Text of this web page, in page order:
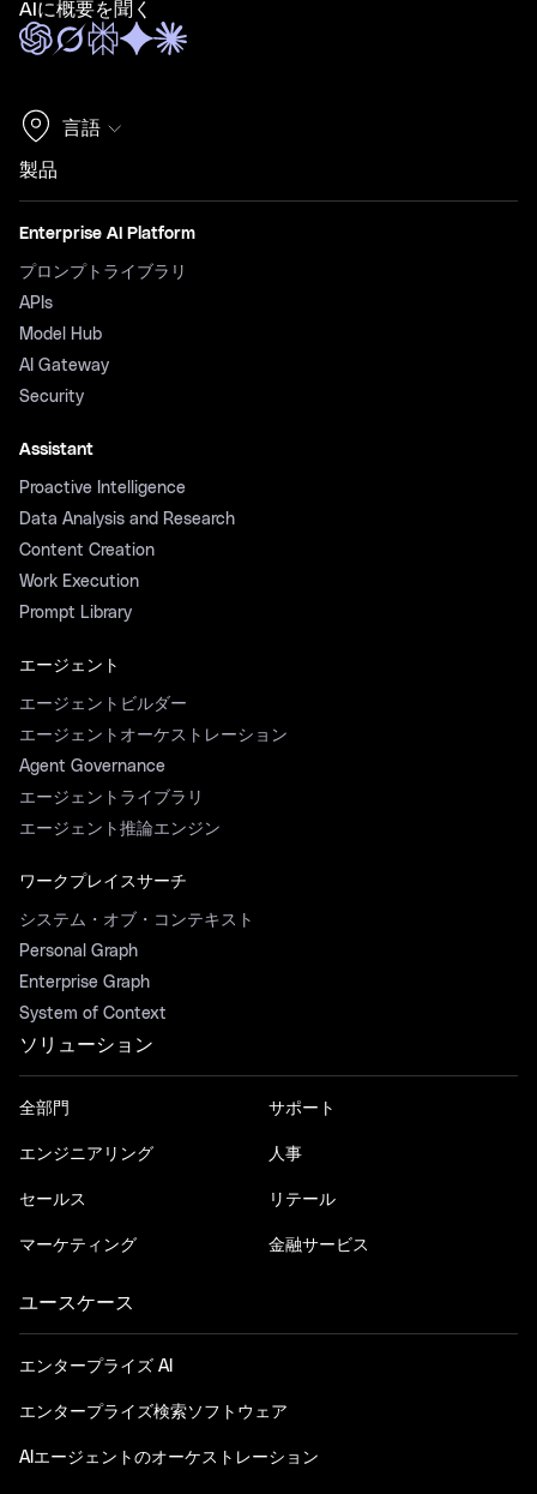
AIに概要を聞く
言語
製品
Enterprise AI Platform
プロンプトライブラリ
APIs
Model Hub
AI Gateway
Security
Assistant
Proactive Intelligence
Data Analysis and Research
Content Creation
Work Execution
Prompt Library
エージェント
エージェントビルダー
エージェントオーケストレーション
Agent Governance
エージェントライブラリ
エージェント推論エンジン
ワークプレイスサーチ
システム・オブ・コンテキスト
Personal Graph
Enterprise Graph
System of Context
ソリューション
全部門
エンジニアリング
セールス
マーケティング
サポート
人事
リテール
金融サービス
ユースケース
エンタープライズ AI
エンタープライズ検索ソフトウェア
AIエージェントのオーケストレーション